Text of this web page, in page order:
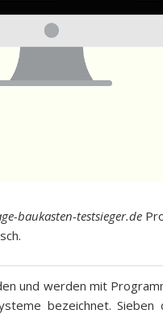
baukasten-testsieger.de
und werden mit
bezeichnet.